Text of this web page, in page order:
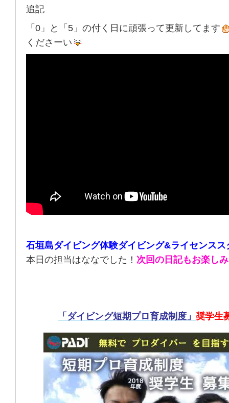
追記
「0」と「5」の付く日に頑張って更新してます
くださーい
石垣島ダイビング体験ダイビング&ライセンスス
本日の担当はななでした！ 次回の日記もお楽し
「ダイビング短期プロ育成制度」 奨学生